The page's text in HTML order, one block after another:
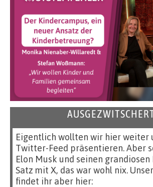
Eigentlich wollten wir hier weiter
Twitter-Feed präsentieren. Aber
Elon Musk und seinen grandiosen
Satz mit X, das war wohl nix.
findet ihr aber hier: